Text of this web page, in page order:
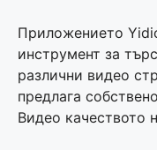
Приложението
инструмент за
различни видео
предлага
Видео качеството